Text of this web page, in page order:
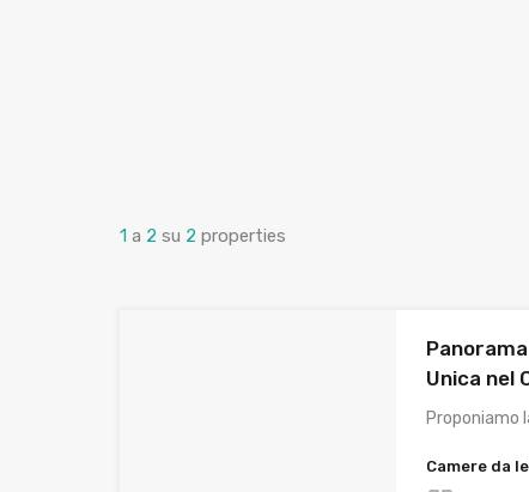
1 a 2 su 2 properties
Unica nel
Proponiamo
Camere da